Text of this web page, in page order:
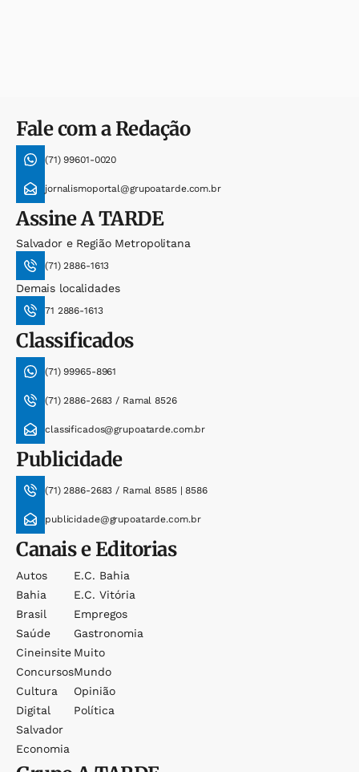
Fale com a Redação
(71) 99601-0020
jornalismoportal@grupoatarde.com.br
AssineA TARDE
Salvador e Região Metropolitana
(71) 2886-1613
Demais localidades
71 2886-1613
Classificados
(71) 99965-8961
(71) 2886-2683 / Ramal 8526
classificados@grupoatarde.com.br
Publicidade
(71) 2886-2683 / Ramal 8585 | 8586
publicidade@grupoatarde.com.br
Canais e Editorias
Autos
Bahia
Brasil
Saúde
Cineinsite
Concursos
Cultura
Digital
Salvador
Economia
E.c. Bahia
E.c. Vitória
Empregos
Gastronomia
Muito
Mundo
Opinião
Política